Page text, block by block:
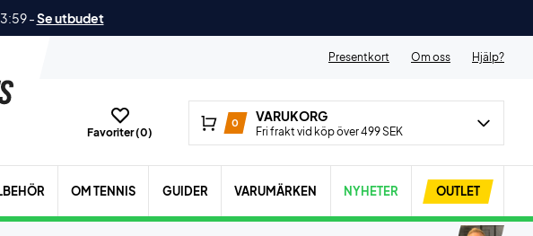
-Se utbudet
Presentkort Om oss Hjälp?
Favoriter (0)
0 VARUKORG
Fri frakt vid köp över 499 SEK
OM TENNIS GUIDER VARUMÄRKEN NYHETER OUTLET